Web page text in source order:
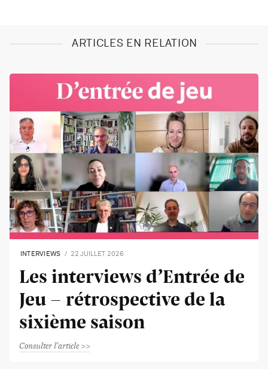
ARTICLES EN RELATION
INTERVIEWS 22 JUILLET 2026
Les interviews d’Entrée de
Jeu - rétrospective de la
sixième saison
Consulter l'article